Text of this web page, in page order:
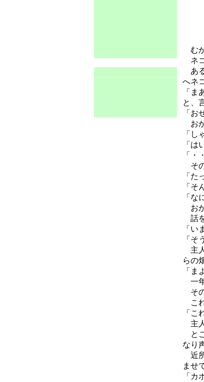
む
ネ
あ
へネ
「ま
と、
「お
お
「し
「は
「・
そ
「た
「そ
「な
お
話
「い
「そ
主
らの
「ま
一
そ
こ
「こ
主
と
なり
近
ませ
「カ